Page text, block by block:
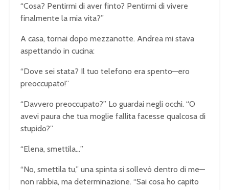
“Cosa? Pentirmi di aver finto? Pentirmi di vivere
finalmente la mia vita?”
A casa, tornai dopo mezzanotte. Andrea mi stava
aspettando in cucina:
“Dove sei stata? Il tuo telefono era spento—ero
preoccupato!”
“Davvero preoccupato?” Lo guardai negli occhi. “O
avevi paura che tua moglie fallita facesse qualcosa di
stupido?”
“Elena, smettila…”
“No, smettila tu,” una spinta si sollevò dentro di me—
non rabbia, ma determinazione. “Sai cosa ho capito